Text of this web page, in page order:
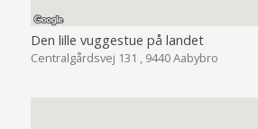
Den lille vuggestue på landet
Centralgårdsvej 131 , 9440 Aabybro